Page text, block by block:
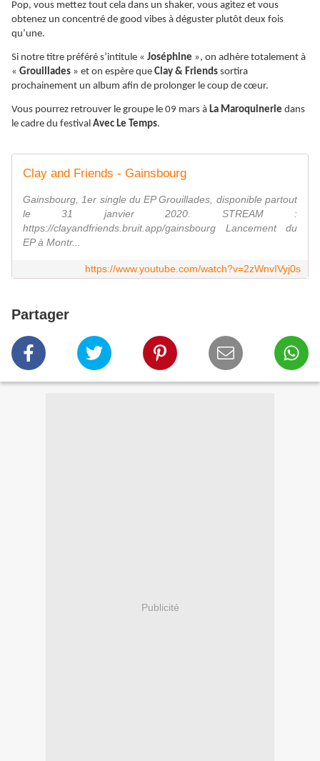
Pop, vous mettez tout cela dans un shaker, vous agitez et vous
obtenez un concentré de good vibes à déguster plutôt deux fois
qu’une.
Si notre titre préféré s’intitule « Joséphine », on adhère totalement à
« Grouillades » et on espère que Clay & Friends sortira
prochainement un album afin de prolonger le coup de cœur.
Vous pourrez retrouver le groupe le 09 mars à La Maroquinerie dans
le cadre du festival Avec Le Temps.
Clay and Friends - Gainsbourg
Gainsbourg, 1er single du EP Grouillades, disponible partout
le 31 janvier 2020. STREAM :
https://clayandfriends.bruit.app/gainsbourg Lancement du
EP à Montr...
https://www.youtube.com/watch?v=2zWnvIVyj0s
Partager
Publicité